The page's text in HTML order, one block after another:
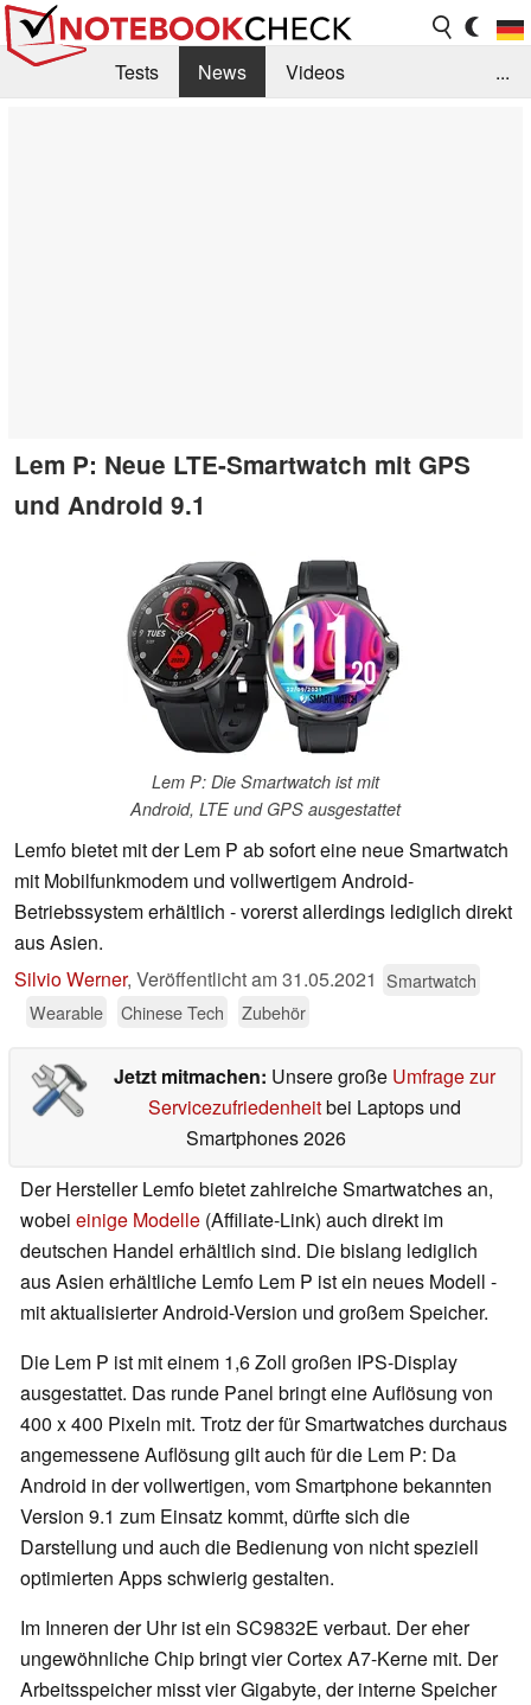
Tests News
Videos
...
Lem P: Neue LTE-Smartwatch mit GPS
und Android 9.1
Lem P: Die Smartwatch ist mit
Android, LTE und GPS ausgestattet
Lemfo bietet mit der Lem P ab sofort eine neue Smartwatch
mit Mobilfunkmodem und vollwertigem Android-
Betriebssystem erhältlich - vorerst allerdings lediglich direkt
aus Asien.
Silvio Werner, Veröffentlicht am31.05.2021 Smartwatch
Wearable
Chinese Tech Zubehör
Jetzt mitmachen: Unsere große Umfrage zur
Servicezufriedenheitbei Laptops und
Smartphones 2026
Der Hersteller Lemfo bietet zahlreiche Smartwatches an,
wobei einige Modelle (Affiliate-Link) auch direkt im
deutschen Handel erhältlich sind. Die bislang lediglich
aus Asien erhältliche Lemfo Lem P ist ein neues Modell -
mit aktualisierter Android-Version und großem Speicher.
Die Lem P ist mit einem 1,6 Zoll großen IPS-Display
ausgestattet. Das runde Panel bringt eine Auflösung von
400 x 400 Pixeln mit. Trotz der für Smartwatches durchaus
angemessene Auflösung gilt auch für die Lem P: Da
Android in der vollwertigen, vom Smartphone bekannten
Version 9.1 zum Einsatz kommt, dürfte sich die
Darstellung und auch die Bedienung von nicht speziell
optimierten Apps schwierig gestalten.
Im Inneren der Uhr ist ein SC9832E verbaut. Der eher
ungewöhnliche Chip bringt vier Cortex A7-Kerne mit. Der
Arbeitsspeicher misst vier Gigabyte, der interne Speicher